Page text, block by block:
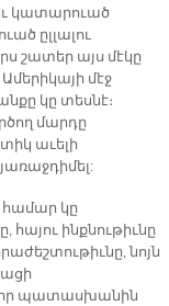
կատարուած
ըլլալու
շատեր այս մէկը
մէջ
կը տեսնէ։
մարդը
աւելի
համար կը
հայու ինքնութիւնը
նոյն
իր պատասխանին